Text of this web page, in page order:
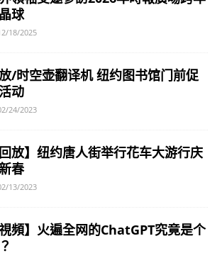
球
18/2025
/时空壶翻译机 纽约图书馆门前促
动
24/2023
回放】纽约唐人街举行花车大游行庆
春
13/2023
視頻】火遍全网的ChatGPT究竟是个